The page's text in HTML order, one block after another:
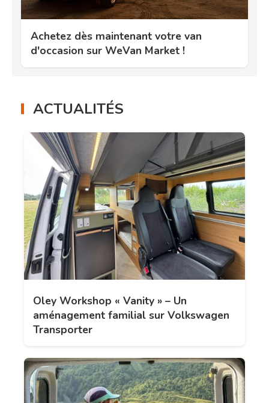
Achetez dès maintenant votre van
d'occasion sur WeVan Market !
ACTUALITÉS
Oley Workshop « Vanity » – Un
aménagement familial sur Volkswagen
Transporter